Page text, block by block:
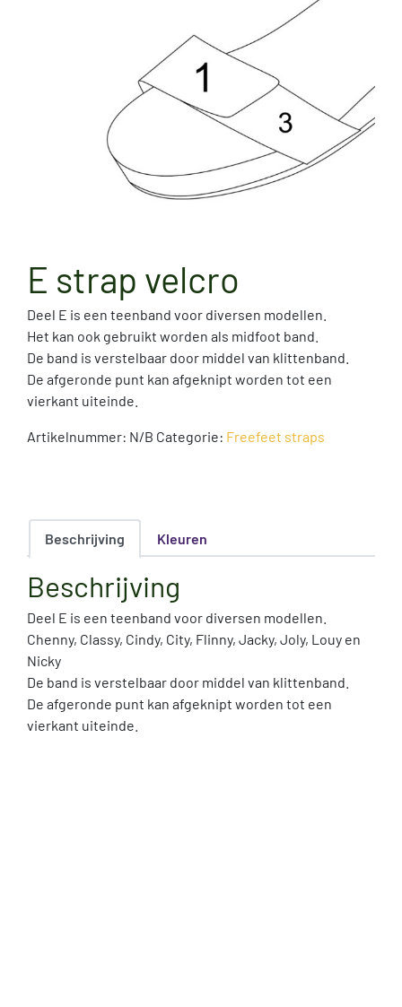
E strap velcro
Deel E is een teenband voor diversen modellen.
Het kan ook gebruikt worden als midfoot band.
De band is verstelbaar door middel van klittenband.
De afgeronde punt kan afgeknipt worden tot een
vierkant uiteinde.
Artikelnummer: N/B Categorie: Freefeet straps
Beschrijving Kleuren
Beschrijving
Deel E is een teenband voor diversen modellen.
Chenny, Classy, Cindy, City, Flinny, Jacky, Joly, Louy en
Nicky
De band is verstelbaar door middel van klittenband.
De afgeronde punt kan afgeknipt worden tot een
vierkant uiteinde.